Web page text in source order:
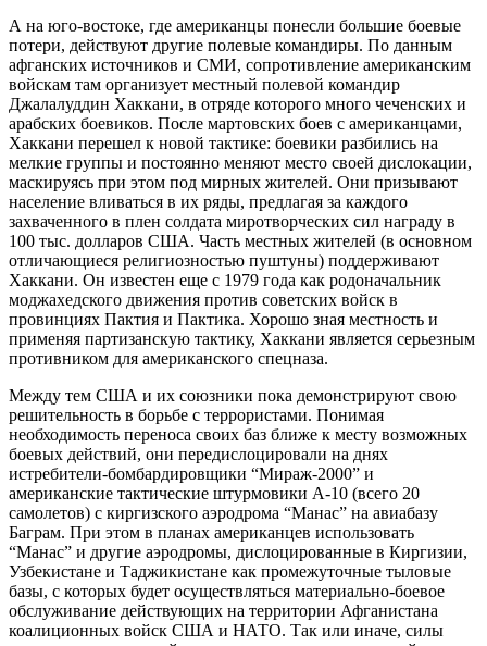
А на юго-востоке, где американцы понесли большие боевые
потери, действуют другие полевые командиры. По данным
афганских источников и СМИ, сопротивление американским
войскам там организует местный полевой командир
Джалалуддин Хаккани, в отряде которого много чеченских и
арабских боевиков. После мартовских боев с американцами,
Хаккани перешел к новой тактике: боевики разбились на
мелкие группы и постоянно меняют место своей дислокации,
маскируясь при этом под мирных жителей. Они призывают
население вливаться в их ряды, предлагая за каждого
захваченного в плен солдата миротворческих сил награду в
100 тыс. долларов США. Часть местных жителей (в основном
отличающиеся религиозностью пуштуны) поддерживают
Хаккани. Он известен еще с 1979 года как родоначальник
моджахедского движения против советских войск в
провинциях Пактия и Пактика. Хорошо зная местность и
применяя партизанскую тактику, Хаккани является серьезным
противником для американского спецназа.
Между тем США и их союзники пока демонстрируют свою
решительность в борьбе с террористами. Понимая
необходимость переноса своих баз ближе к месту возможных
боевых действий, они передислоцировали на днях
истребители-бомбардировщики “Мираж-2000” и
американские тактические штурмовики А-10 (всего 20
самолетов) с киргизского аэродрома “Манас” на авиабазу
Баграм. При этом в планах американцев использовать
“Манас” и другие аэродромы, дислоцированные в Киргизии,
Узбекистане и Таджикистане как промежуточные тыловые
базы, с которых будет осуществляться материально-боевое
обслуживание действующих на территории Афганистана
коалиционных войск США и НАТО. Так или иначе, силы